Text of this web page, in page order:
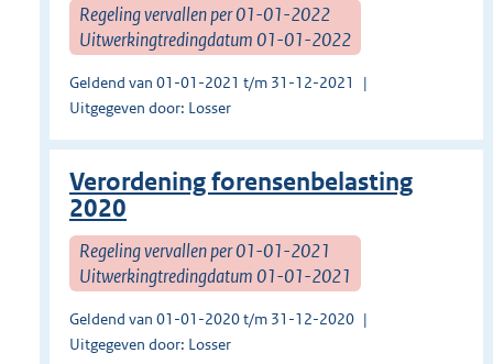
Regeling vervallen per 01-01-2022
Uitwerkingtredingdatum 01-01-2022
Geldend van 01-01-2021 t/m 31-12-2021
Uitgegeven door: Losser
Verordening forensenbelasting
2020
Regeling vervallen per 01-01-2021
Uitwerkingtredingdatum 01-01-2021
Geldend van 01-01-2020 t/m 31-12-2020
Uitgegeven door: Losser